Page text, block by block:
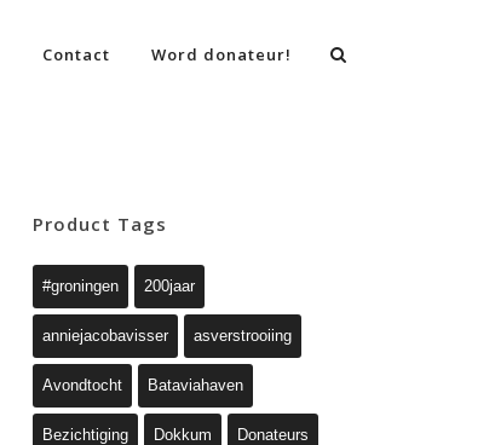
Contact Word donateur!
Product Tags
#groningen 200jaar
anniejacobavisser asverstrooiing
Avondtocht Bataviahaven
Bezichtiging Dokkum Donateurs